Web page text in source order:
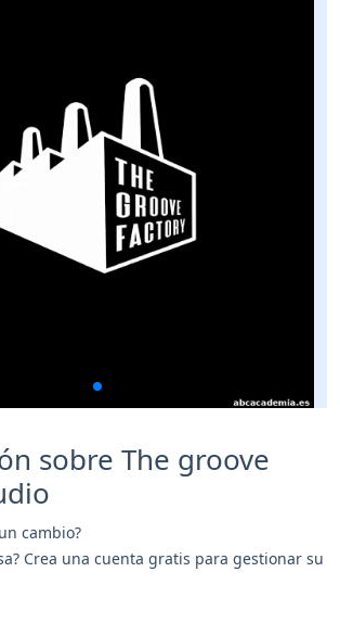
sobre The groove
cambio?
Crea una cuenta gratis para gestionar su